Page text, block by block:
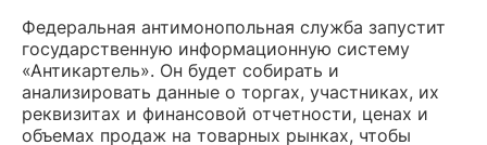
Федеральная антимонопольная служба запустит
государственную информационную систему
«Антикартель». Он будет собирать и
анализировать данные о торгах, участниках, их
реквизитах и финансовой отчетности, ценах и
объемах продаж на товарных рынках, чтобы